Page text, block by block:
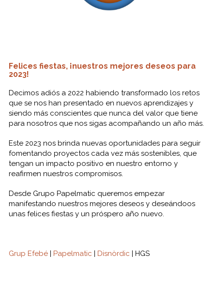
Felices fiestas, ¡nuestros mejores deseos para
2023!
Decimos adiós a 2022 habiendo transformado los retos
que se nos han presentado en nuevos aprendizajes y
siendo más conscientes que nunca del valor que tiene
para nosotros que nos sigas acompañando un año más.
Este 2023 nos brinda nuevas oportunidades para seguir
fomentando proyectos cada vez más sostenibles, que
tengan un impacto positivo en nuestro entorno y
reafirmen nuestros compromisos.
Desde Grupo Papelmatic queremos empezar
manifestando nuestros mejores deseos y deseándoos
unas felices fiestas y un próspero año nuevo.
Grup Efebé| Papelmatic | Disnòrdic | HGS